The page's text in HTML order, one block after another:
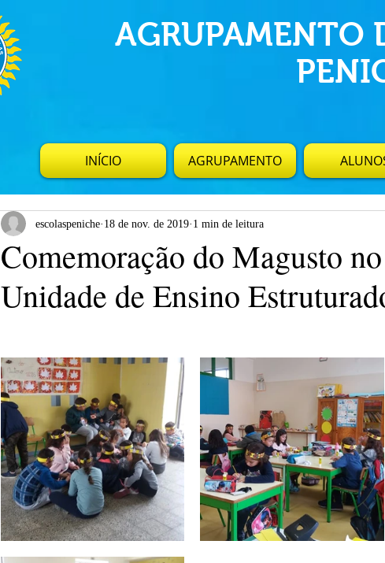
AGRUPAMENTO
INÍCIO AGRUPAMENTO
Comemoração do Magusto
Unidade de Ensino
escolaspeniche 18 de nov. de 2019 1 min de leitura